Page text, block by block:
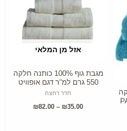
variants.
The
options
chosen
אזל מן המלאי
מגבת גוף 100% כותנה חלקה
550 גרם למ"ר דגם אופוויט
חדר רחצה
₪35.00
–
₪82.00
SELECT OPTIONS